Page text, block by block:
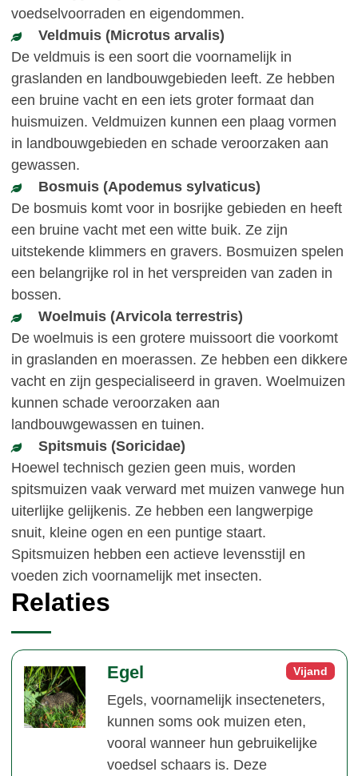
voedselvoorraden en eigendommen.
Veldmuis (Microtus arvalis)
De veldmuis is een soort die voornamelijk in
graslanden en landbouwgebieden leeft. Ze hebben
een bruine vacht en een iets groter formaat dan
huismuizen. Veldmuizen kunnen een plaag vormen
in landbouwgebieden en schade veroorzaken aan
gewassen.
Bosmuis (Apodemus sylvaticus)
De bosmuis komt voor in bosrijke gebieden en heeft
een bruine vacht met een witte buik. Ze zijn
uitstekende klimmers en gravers. Bosmuizen spelen
een belangrijke rol in het verspreiden van zaden in
bossen.
Woelmuis (Arvicola terrestris)
De woelmuis is een grotere muissoort die voorkomt
in graslanden en moerassen. Ze hebben een dikkere
vacht en zijn gespecialiseerd in graven. Woelmuizen
kunnen schade veroorzaken aan
landbouwgewassen en tuinen.
Spitsmuis (Soricidae)
Hoewel technisch gezien geen muis, worden
spitsmuizen vaak verward met muizen vanwege hun
uiterlijke gelijkenis. Ze hebben een langwerpige
snuit, kleine ogen en een puntige staart.
Spitsmuizen hebben een actieve levensstijl en
voeden zich voornamelijk met insecten.
Relaties
Vijand
Egel
Egels, voornamelijk insecteneters,
kunnen soms ook muizen eten,
vooral wanneer hun gebruikelijke
voedsel schaars is. Deze